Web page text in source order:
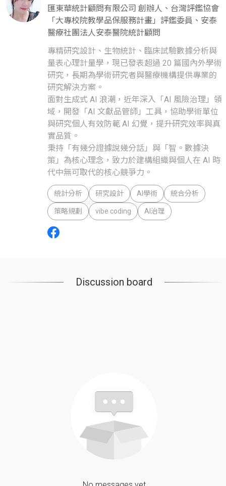
匯東華統計顧問有限公司 創辦人、台灣評鑑協會
「大專校院教學品保服務計畫」評鑑委員、安泰
醫療社團法人安泰醫院統計顧問
專精研究設計、生物統計、臨床試驗數據分析與
量表心理計量學，現已發表超過 20 篇國內外學術
研究，長期為學術研究者與醫療機構提供專業的
研究解決方案。
面對生成式 AI 浪潮，近年深入「AI 風險治理」領
域，開發「AI 文獻品管師」工具，協助學術單位
與研究個人有效防範 AI 幻覺，提升研究效率與真
實品質。
秉持「有幾分證據說幾分話」與「智。數據決
策」為核心理念，致力於建構組織與個人在 AI 時
代中無可取代的核心競爭力。
統計分析 研究設計 AI學術 統合分析
策略規劃 vibe coding AI治理
Discussion board